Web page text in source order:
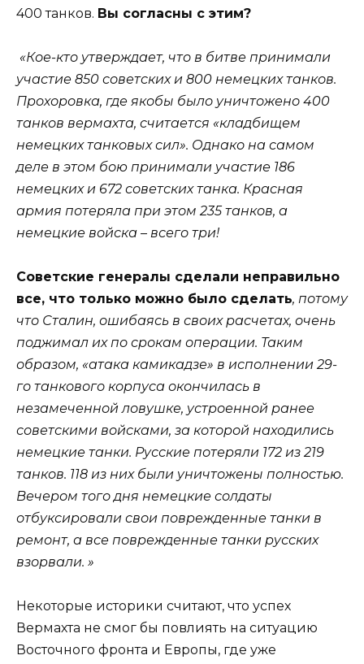
400 танков. Вы согласны с этим?
«Кое-кто утверждает, что в битве принимали
участие 850 советских и 800 немецких танков.
Прохоровка, где якобы было уничтожено 400
танков вермахта, считается «кладбищем
немецких танковых сил». Однако на самом
деле в этом бою принимали участие 186
немецких и 672 советских танка. Красная
армия потеряла при этом 235 танков, а
немецкие войска – всего три!
Советские генералы сделали неправильно
все, что только можно было сделать, потому
что Сталин, ошибаясь в своих расчетах, очень
поджимал их по срокам операции. Таким
образом, «атака камикадзе» в исполнении 29-
го танкового корпуса окончилась в
незамеченной ловушке, устроенной ранее
советскими войсками, за которой находились
немецкие танки. Русские потеряли 172 из 219
танков. 118 из них были уничтожены полностью.
Вечером того дня немецкие солдаты
отбуксировали свои поврежденные танки в
ремонт, а все поврежденные танки русских
взорвали. »
Некоторые историки считают, что успех
Вермахта не смог бы повлиять на ситуацию
Восточного фронта и Европы, где уже